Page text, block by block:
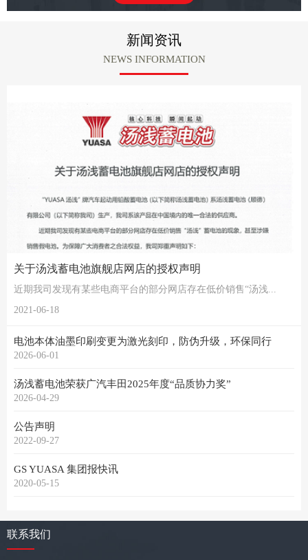
新闻资讯
NEWS INFORMATION
关于汤浅蓄电池旗舰店网店的授权声明
近期我司发现有某些电商平台的部分网店存在低价销售“汤浅...
2021-06-18
电池本体油墨印刷变更为激光刻印，防伪升级，环保同行
2026-06-01
汤浅蓄电池荣获广汽丰田2025年度“品质协力奖”
2026-04-29
公告声明
2022-09-27
GS YUASA 集团报快讯
2020-05-15
联系我们